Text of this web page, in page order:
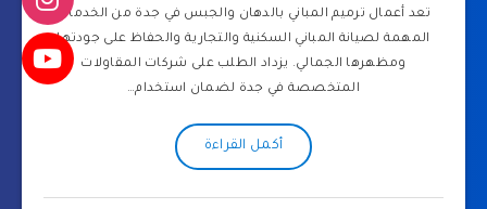
تعد أعمال ترميم المباني بالدهان والجبس في جدة من الخدمات
المهمة لصيانة المباني السكنية والتجارية والحفاظ على جودتها
ومظهرها الجمالي. يزداد الطلب على شركات المقاولات
المتخصصة في جدة لضمان استخدام…
أكمل القراءة